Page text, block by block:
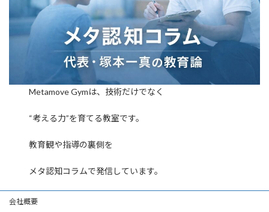
Metamove Gymは、技術だけでなく
“考える力”を育てる教室です。
教育観や指導の裏側を
メタ認知コラムで発信しています。
会社概要